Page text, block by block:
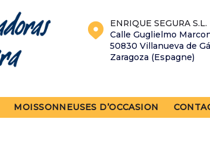
ENRIQUE SEGURA S.L.
Calle Guglielmo
50830 Villanueva de
Zaragoza (Espagne)
MOISSONNEUSES D’OCCASION